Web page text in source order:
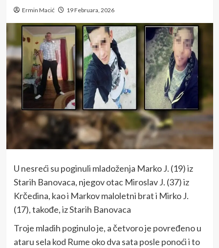
Ermin Macić 19 Februara, 2026
U nesreći su poginuli mladoženja Marko J. (19) iz
Starih Banovaca, njegov otac Miroslav J. (37) iz
Krčedina, kao i Markov maloletni brat i Mirko J.
(17), takođe, iz Starih Banovaca
Troje mladih poginulo je, a četvoro je povređeno u
ataru sela kod Rume oko dva sata posle ponoći i to